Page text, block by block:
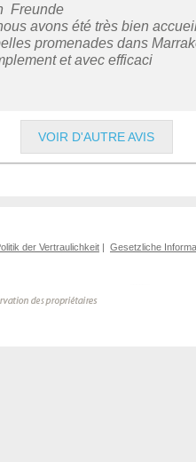
Freunde
avons été très bien
promenades dans
et avec efficaci
VOIR D'AUTRE AVIS
der Vertraulichkeit | Gesetzliche